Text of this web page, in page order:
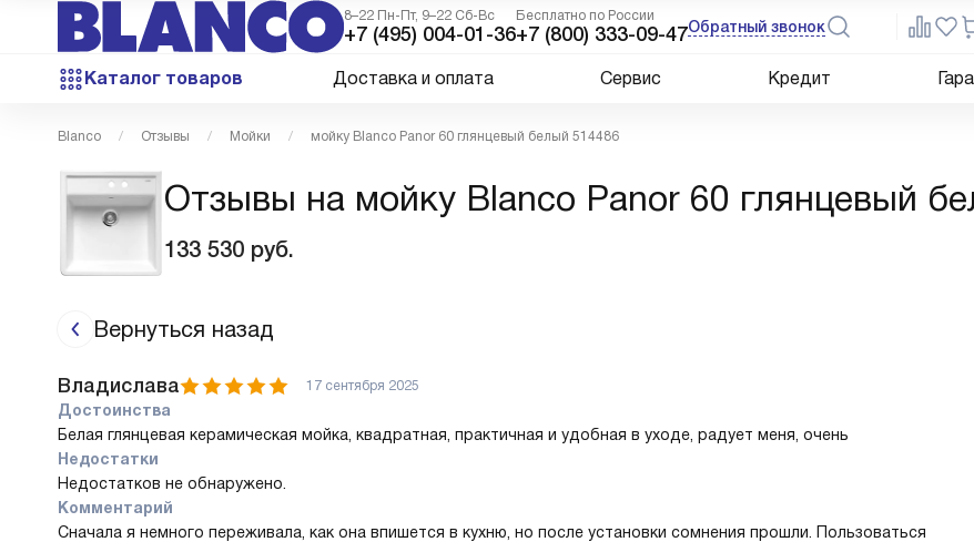
8–22 Пн-Пт, 9–22 Сб-Вс
+7 (495) 004-01-36
Бесплатно по России
+7 (800) 333-09-47Обратный звонок
Каталог товаров Доставка и оплата Сервис Кредит
Blanco Отзывы Мойки мойку Blanco Panor 60 глянцевый белый 514486
Отзывы на мойку Blanco Panor 60 глянцевый
133 530 руб.
Вернуться назад
Владислава 17 сентября 2025
Достоинства
Белая глянцевая керамическая мойка, квадратная, практичная и удобная в уходе, радует меня, очень
Недостатки
Недостатков не обнаружено.
Комментарий
Сначала я немного переживала, как она впишется в кухню, но после установки сомнения прошли. Пользоваться